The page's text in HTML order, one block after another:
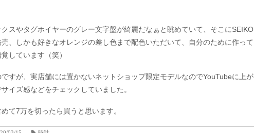
スやタグホイヤーのグレー文字盤が綺麗だなぁと眺めていて、そこにSEIKO
、しかも好きなオレンジの差し色まで配色いただいて、自分のために作って
しています（笑）
すが、実店舗には置かないネットショップ限定モデルなのでYouTubeに上が
イズ感などをチェックしていました。
て7万を切ったら買うと思います。